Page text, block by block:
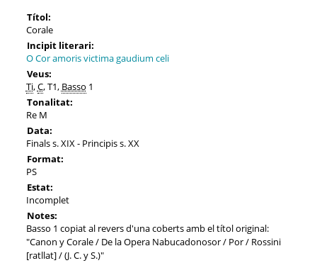
Títol:
Corale
Incipit literari:
O Cor amoris victima gaudium celi
Veus:
Ti,C, T1, Basso 1
Tonalitat:
Re M
Data:
Finals s. XIX - Principis s. XX
Format:
PS
Estat:
Incomplet
Notes:
Basso 1 copiat al revers d'una coberts amb el títol original:
"Canon y Corale / De la Opera Nabucadonosor / Por / Rossini
[ratllat] / (J. C. y S.)"